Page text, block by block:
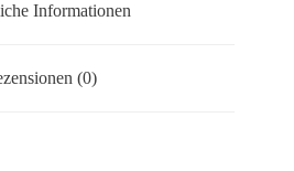
Informationen
(0)